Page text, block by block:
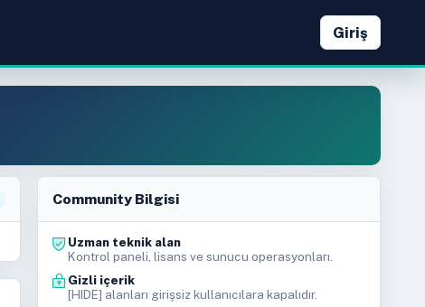
Giriş
Community Bilgisi
Uzman teknik alan
Kontrol paneli, lisans ve sunucu operasyonları.
Gizli içerik
[HIDE] alanları girişsiz kullanıcılara kapalıdır.